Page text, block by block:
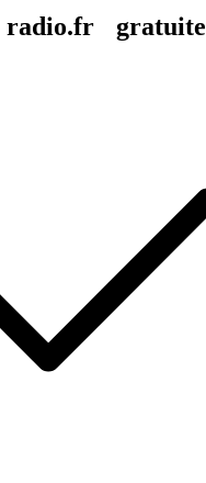
radio.fr gratuite